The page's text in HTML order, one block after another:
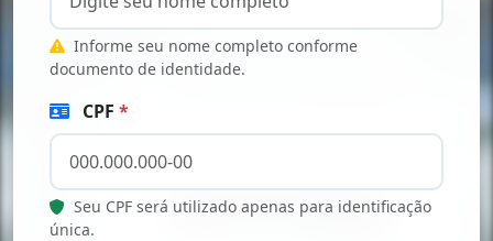
Informe seu nome completo conforme
documento de identidade.
CPF *
Seu CPF será utilizado apenas para identificação
única.